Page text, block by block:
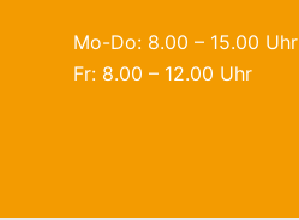
Mo-Do: 8.00 – 15.00 Uhr
Fr: 8.00 – 12.00 Uhr